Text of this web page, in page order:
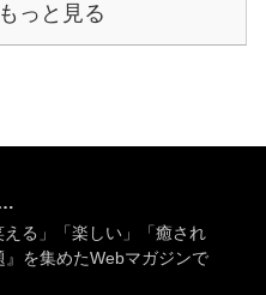
っと見る
る」「楽しい」「癒され
を集めたWebマガジンで